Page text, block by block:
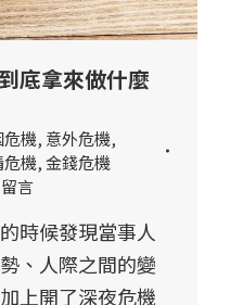
底拿來做什麼
危機, 意外危機,
危機,金錢危機
留言
時候發現當事人
、人際之間的變
上開了深夜危機